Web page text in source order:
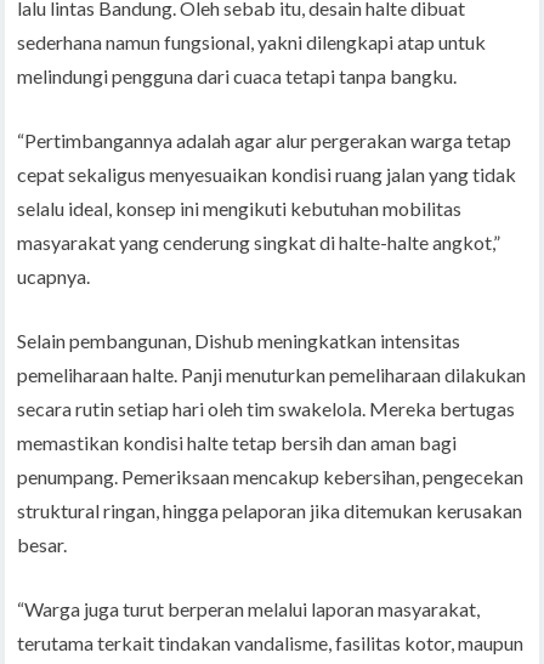
lalu lintas Bandung. Oleh sebab itu, desain halte dibuat
sederhana namun fungsional, yakni dilengkapi atap untuk
melindungi pengguna dari cuaca tetapi tanpa bangku.
“Pertimbangannya adalah agar alur pergerakan warga tetap
cepat sekaligus menyesuaikan kondisi ruang jalan yang tidak
selalu ideal, konsep ini mengikuti kebutuhan mobilitas
masyarakat yang cenderung singkat di halte-halte angkot,”
ucapnya.
Selain pembangunan, Dishub meningkatkan intensitas
pemeliharaan halte. Panji menuturkan pemeliharaan dilakukan
secara rutin setiap hari oleh tim swakelola. Mereka bertugas
memastikan kondisi halte tetap bersih dan aman bagi
penumpang. Pemeriksaan mencakup kebersihan, pengecekan
struktural ringan, hingga pelaporan jika ditemukan kerusakan
besar.
“Warga juga turut berperan melalui laporan masyarakat,
terutama terkait tindakan vandalisme, fasilitas kotor, maupun